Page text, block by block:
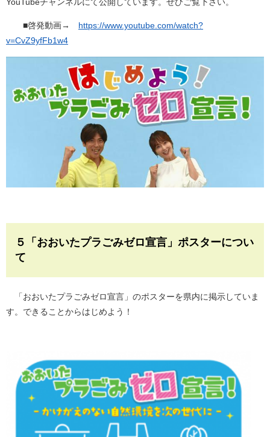
YouTubeチャンネルにて公開しています。ぜひご覧下さい。
■啓発動画→ https://www.youtube.com/watch?
v=CvZ9yfFb1w4
５「おおいたプラごみゼロ宣言」ポスターについ
て
「おおいたプラごみゼロ宣言」のポスターを県内に掲示していま
す。できることからはじめよう！